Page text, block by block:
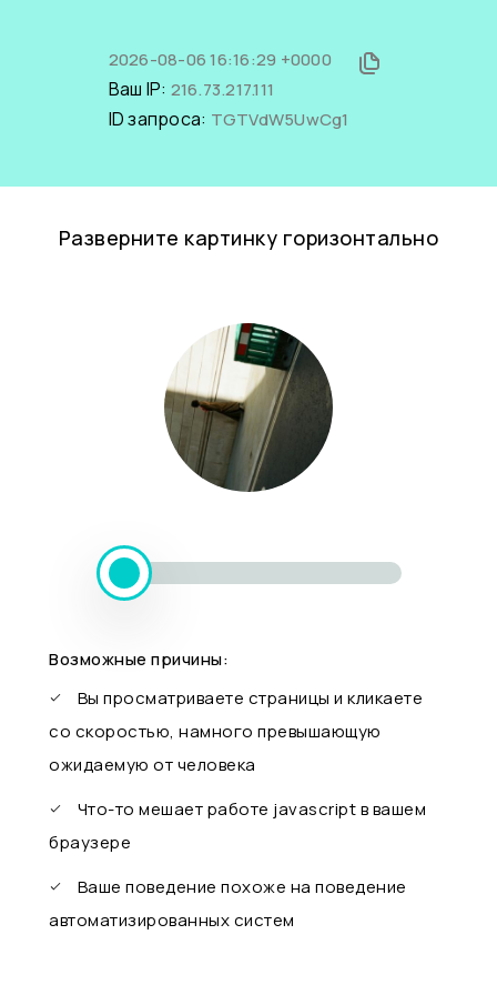
2026-08-06 16:16:29 +0000
Ваш IP: 216.73.217.111
ID запроса: TGTVdW5UwCg1
Разверните картинку горизонтально
Возможные причины:
Вы просматриваете страницы и кликаете
со скоростью, намного превышающую
ожидаемую от человека
Что-то мешает работе javascript в вашем
браузере
Ваше поведение похоже на поведение
автоматизированных систем